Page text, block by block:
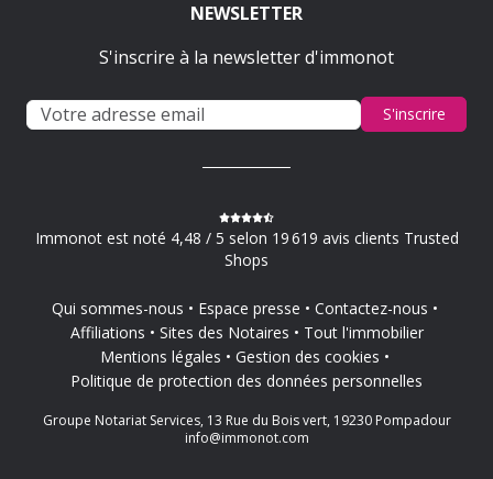
NEWSLETTER
S'inscrire à la newsletter d'immonot
S'inscrire
Immonot est noté 4,48 / 5 selon 19 619 avis clients Trusted
Shops
Qui sommes-nous Espace presse
Contactez-nous
Affiliations
Sites des Notaires
Tout l'immobilier
Mentions légales
Gestion des cookies
Politique de protection des données personnelles
Groupe Notariat Services, 13 Rue du Bois vert, 19230 Pompadour
info@immonot.com